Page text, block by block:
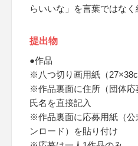
らいいな」を言葉ではな
提出物
●作品
※八つ切り画用紙（
※作品裏面に住所（団体応
氏名を直接記入
※作品裏面に応募用紙（公
ンロード）を貼り付け